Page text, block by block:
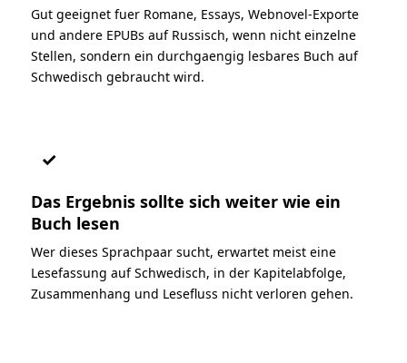
Gut geeignet fuer Romane, Essays, Webnovel-Exporte
und andere EPUBs auf Russisch, wenn nicht einzelne
Stellen, sondern ein durchgaengig lesbares Buch auf
Schwedisch gebraucht wird.
✓
Das Ergebnis sollte sich weiter wie ein
Buch lesen
Wer dieses Sprachpaar sucht, erwartet meist eine
Lesefassung auf Schwedisch, in der Kapitelabfolge,
Zusammenhang und Lesefluss nicht verloren gehen.